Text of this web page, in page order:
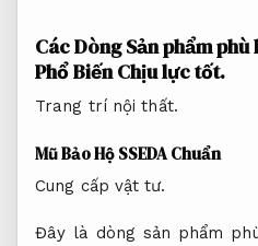
Các Dòng Sản phẩm phù
Phổ BiếnChịu lực tốt.
Trang trí nội thất.
Mũ Bảo Hộ SSEDA Chuẩn
Cung cấp vật tư.
Đây là dòng sản phẩm